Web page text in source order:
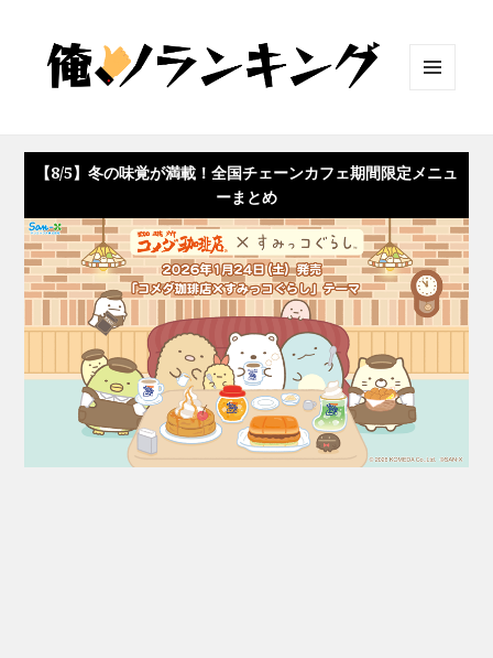
ット
【8/5】冬の味覚が満載！全国チェーンカフェ期間限定メニュ
ーまとめ